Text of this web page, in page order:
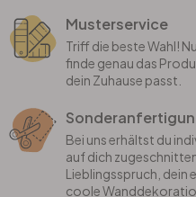
Musterservice
Triff die beste Wahl!
finde genau das
dein Zuhause passt.
Bei uns erhältst du
auf dich
Lieblingsspruch, dein
coole